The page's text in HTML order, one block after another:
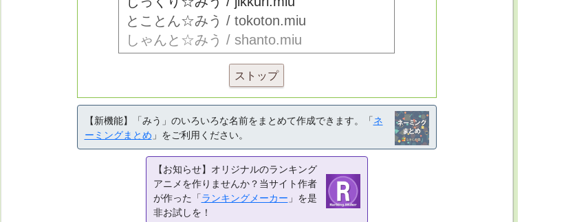
ストップ
【新機能】「みう」のいろいろな名前をまとめて作成できます。「ネ
ーミングまとめ 」をご利用ください。
【お知らせ】オリジナルのランキング
アニメを作りませんか？当サイト作者
が作った「ランキングメーカー 」を是
非お試しを！